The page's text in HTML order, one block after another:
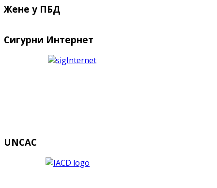
Жене у ПБД
Сигурни Интернет
UNCAC